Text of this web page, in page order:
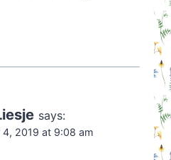
says:
4, 2019 at 9:08 am